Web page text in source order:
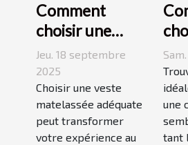
Comment
choisir une
veste
matelassée
adaptée à votre
style de vie ?
Jeu. 18 septembre
2025
Choisir une veste
matelassée adéquate
peut transformer
votre expérience au
une
tant